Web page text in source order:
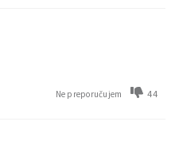
Ne preporučujem 44